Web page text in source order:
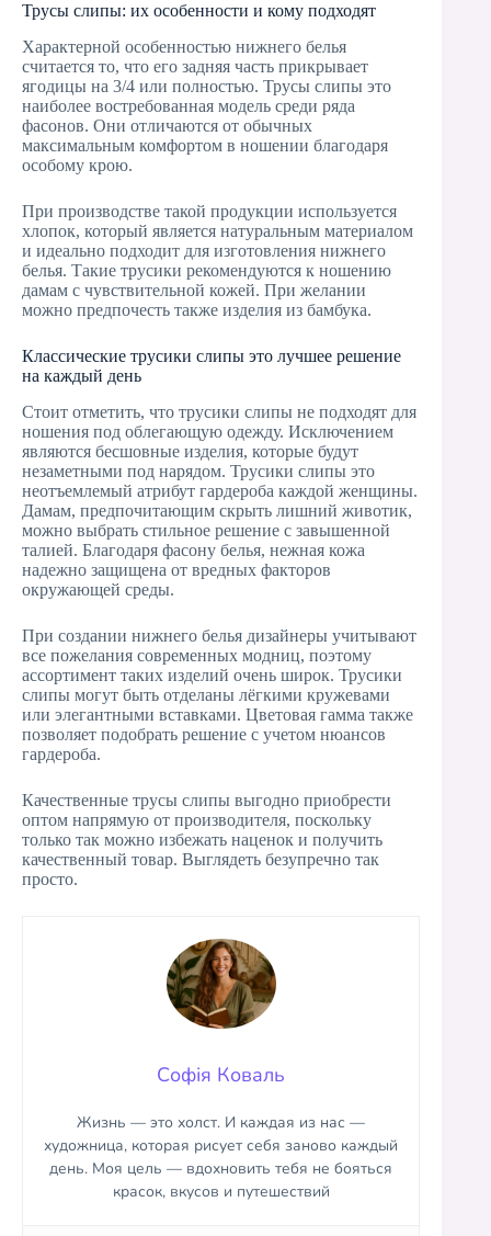
Трусы слипы: их особенности и кому подходят
Характерной особенностью нижнего белья
считается то, что его задняя часть прикрывает
ягодицы на 3/4 или полностью. Трусы слипы это
наиболее востребованная модель среди ряда
фасонов. Они отличаются от обычных
максимальным комфортом в ношении благодаря
особому крою.
При производстве такой продукции используется
хлопок, который является натуральным материалом
и идеально подходит для изготовления нижнего
белья. Такие трусики рекомендуются к ношению
дамам с чувствительной кожей. При желании
можно предпочесть также изделия из бамбука.
Классические трусики слипы это лучшее решение
на каждый день
Стоит отметить, что трусики слипы не подходят для
ношения под облегающую одежду. Исключением
являются бесшовные изделия, которые будут
незаметными под нарядом. Трусики слипы это
неотъемлемый атрибут гардероба каждой женщины.
Дамам, предпочитающим скрыть лишний животик,
можно выбрать стильное решение с завышенной
талией. Благодаря фасону белья, нежная кожа
надежно защищена от вредных факторов
окружающей среды.
При создании нижнего белья дизайнеры учитывают
все пожелания современных модниц, поэтому
ассортимент таких изделий очень широк. Трусики
слипы могут быть отделаны лёгкими кружевами
или элегантными вставками. Цветовая гамма также
позволяет подобрать решение с учетом нюансов
гардероба.
Качественные трусы слипы выгодно приобрести
оптом напрямую от производителя, поскольку
только так можно избежать наценок и получить
качественный товар. Выглядеть безупречно так
просто.
Софія Коваль
Жизнь — это холст. И каждая из нас —
художница, которая рисует себя заново каждый
день. Моя цель — вдохновить тебя не бояться
красок, вкусов и путешествий